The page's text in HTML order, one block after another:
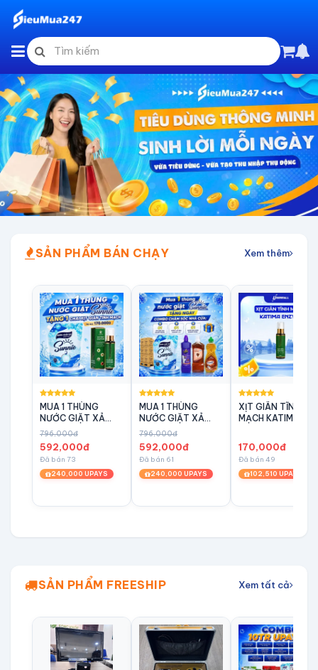
SẢN PHẨM BÁN CHẠY Xem thêm
MUA 1 THÙNG
NƯỚC GIẶT XẢ
SUNNIE TẶNG
NGAY 1 XỊT GIÃN
TĨNH MẠCH KATIMA
796,000đ
592,000đ
Đã bán 73
240,000 UPAYS
MUA 1 THÙNG
NƯỚC GIẶT XẢ
SUNNIE DEEP
TẶNG NGAY
COMBO TIÊU DÙNG
ANANDI
796,000đ
592,000đ
Đã bán 61
240,000 UPAYS
XỊT GIÃN TĨNH
MẠCH KATIMA
170,000đ
Đã bán 49
102,510 UPAYS
SẢN PHẨM FREESHIP Xem tất cả